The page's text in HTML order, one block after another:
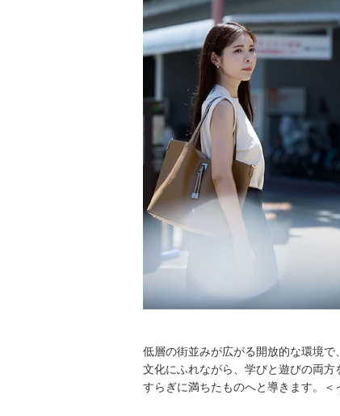
低層の街並みが広がる開放的な環境
文化にふれながら、学びと遊びの両
すらぎに満ちたものへと導きます。＜